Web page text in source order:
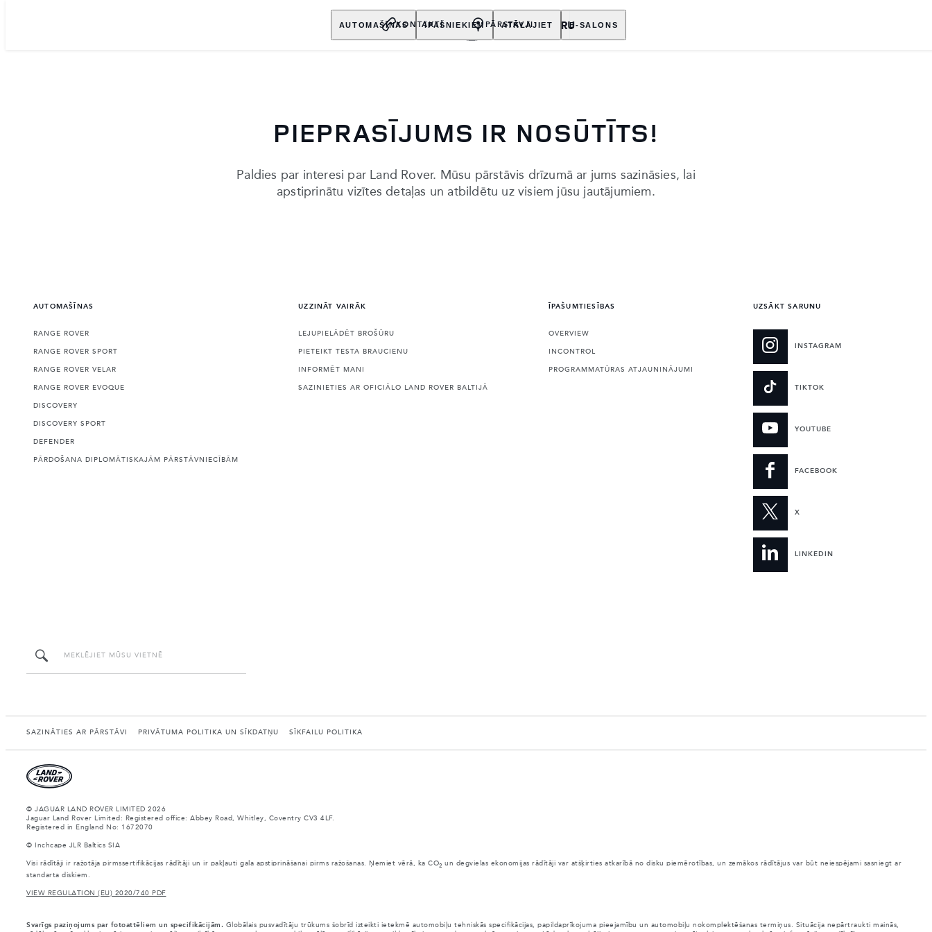
AUTOMAŠĪNAS ĪPAŠNIEKIEM ATKLĀJIET E-SALONS
KONTAKTI PĀRSTĀVJI
PIEPRASĪJUMS IR NOSŪTĪTS!
Paldies par interesi par Land Rover. Mūsu pārstāvis drīzumā ar jums sazināsies, lai
apstiprinātu vizītes detaļas un atbildētu uz visiem jūsu jautājumiem.
AUTOMAŠĪNAS
RANGE ROVER
RANGE ROVER SPORT
RANGE ROVER VELAR
RANGE ROVER EVOQUE
DISCOVERY
DISCOVERY SPORT
DEFENDER
PĀRDOŠANA DIPLOMĀTISKAJĀM PĀRSTĀVNIECĪBĀM
UZZINĀT VAIRĀK
LEJUPIELĀDĒT BROŠŪRU
PIETEIKT TESTA BRAUCIENU
INFORMĒT MANI
SAZINIETIES AR OFICIĀLO LAND ROVER BALTIJĀ
ĪPAŠUMTIESĪBAS
OVERVIEW
INCONTROL
PROGRAMMATŪRAS ATJAUNINĀJUMI
UZSĀKT SARUNU
INSTAGRAM
TIKTOK
YOUTUBE
FACEBOOK
X
LINKEDIN
SAZINĀTIES AR PĀRSTĀVI PRIVĀTUMA POLITIKA UN SĪKDATŅU SĪKFAILU POLITIKA
© JAGUAR LAND ROVER LIMITED 2026
Jaguar Land Rover Limited: Registered office: Abbey Road, Whitley, Coventry CV3 4LF.
Registered in England No: 1672070
© Inchcape JLR Baltics SIA
Visi rādītāji ir ražotāja pirmssertifikācijas rādītāji un ir pakļauti gala apstiprināšanai pirms ražošanas. Ņemiet vērā, ka CO2 un degvielas ekonomijas rādītāji var atšķirties atkarībā no disku piemērotības, un zemākos rādītājus var būt neiespējami sasniegt ar
standarta diskiem.
VIEW REGULATION (EU) 2020/740 PDF
Svarīgs paziņojums par fotoattēliem un specifikācijām. Globālais pusvadītāju trūkums šobrīd izteikti ietekmē automobiļu tehniskās specifikācijas, papildaprīkojuma pieejamību un automobiļu nokomplektēšanas termiņus. Situācija nepārtraukti mainās,